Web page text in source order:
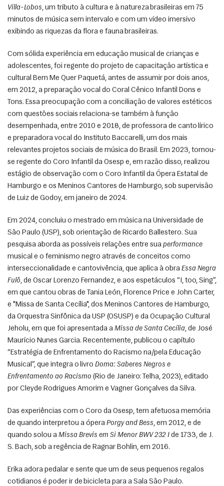
Villa-Lobos, um tributo à cultura e à natureza brasileiras em 75
minutos de música sem intervalo e com um vídeo imersivo
exibindo as riquezas da flora e fauna brasileiras.
Com sólida experiência em educação musical de crianças e
adolescentes, foi regente do projeto de capacitação artística e
cultural Bem Me Quer Paquetá, antes de assumir por dois anos,
em 2012, a preparação vocal do Coral Cênico Infantil Dons e
Tons. Essa preocupação com a conciliação de valores estéticos
com questões sociais relaciona-se também à função
desempenhada, entre 2010 e 2018, de professora de canto lírico
e preparadora vocal do Instituto Baccarelli, um dos mais
relevantes projetos sociais de música do Brasil. Em 2023, tornou-
se regente do Coro Infantil da Osesp e, em razão disso, realizou
estágio de observação com o Coro Infantil da Ópera Estatal de
Hamburgo e os Meninos Cantores de Hamburgo, sob supervisão
de Luiz de Godoy, em janeiro de 2024.
Em 2024, concluiu o mestrado em música na Universidade de
São Paulo (USP), sob orientação de Ricardo Ballestero. Sua
pesquisa aborda as possíveis relações entre sua performance
musical e o feminismo negro através de conceitos como
interseccionalidade e cantovivência, que aplica à obra Essa Negra
Fulô, de Oscar Lorenzo Fernandez, e aos espetáculos “I, too, Sing”,
em que cantou obras de Tania León, Florence Price e John Carter,
e "Missa de Santa Cecília", dos Meninos Cantores de Hamburgo,
da Orquestra Sinfônica da USP (OSUSP) e da Ocupação Cultural
Jeholu, em que foi apresentada a Missa de Santa Cecília, de José
Maurício Nunes Garcia. Recentemente, publicou o capítulo
“Estratégia de Enfrentamento do Racismo na/pela Educação
Musical”, que integra o livro Doma: Saberes Negros e
Enfrentamento ao Racismo (Rio de Janeiro: Telha, 2023), editado
por Cleyde Rodrigues Amorim e Vagner Gonçalves da Silva.
Das experiências com o Coro da Osesp, tem afetuosa memória
de quando interpretou a ópera Porgy and Bess, em 2012, e de
quando solou a Missa Brevis em Si Menor BWV 232 I de 1733, de J.
S. Bach, sob a regência de Ragnar Bohlin, em 2016.
Erika adora pedalar e sente que um de seus pequenos regalos
cotidianos é poder ir de bicicleta para a Sala São Paulo.